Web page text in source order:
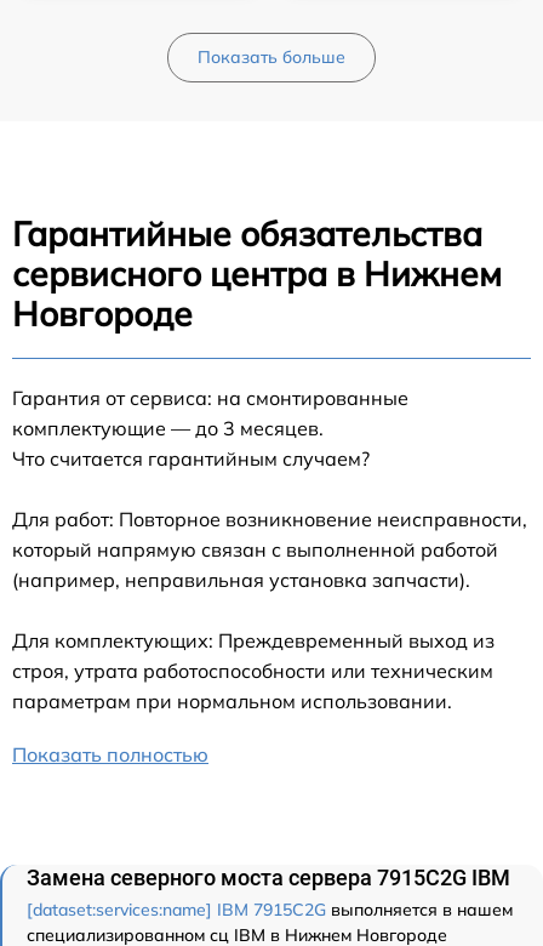
Показать больше
Гарантийные обязательства
сервисного центра в Нижнем
Новгороде
Гарантия от сервиса: на смонтированные
комплектующие — до 3 месяцев.
Что считается гарантийным случаем?
Для работ: Повторное возникновение неисправности,
который напрямую связан с выполненной работой
(например, неправильная установка запчасти).
Для комплектующих: Преждевременный выход из
строя, утрата работоспособности или техническим
параметрам при нормальном использовании.
Показать полностью
Замена северного моста сервера 7915C2G IBM
[dataset:services:name] IBM 7915C2G выполняется в нашем
специализированном сц IBM в Нижнем Новгороде